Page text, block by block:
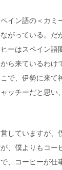
イン語の＜カミ
がっている。だ
ーはスペイン語
ら来ているわけ
で、伊勢に来て
ッチーだと思い
していますが、
、僕よりもコー
、コーヒーが仕